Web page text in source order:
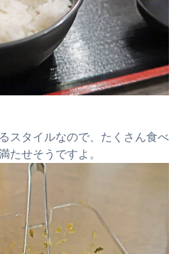
スタイルなので、たくさん食べ
たせそうですよ。